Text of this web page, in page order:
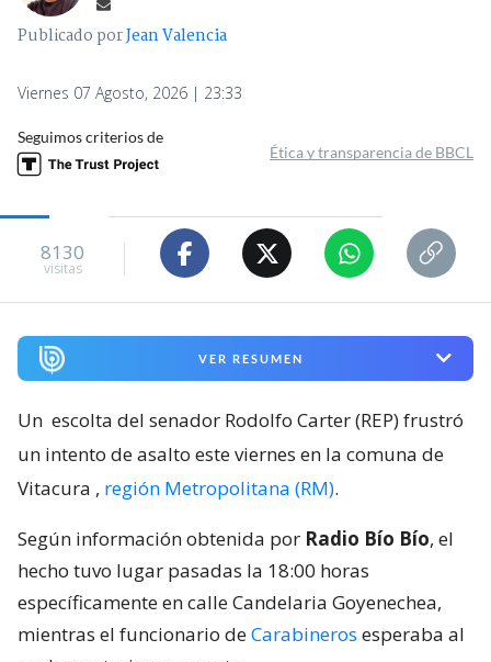
robo de auto en Vitacura: reportan
Periodista Policial Radio Bío Bío Santiago
Viernes 07 Agosto, 2026 | 23:33
visitas
Unescolta del senador Rodolfo Carter (REP) frustró
un intento de asalto este viernes en la comuna de
Vitacura ,región Metropolitana (RM).